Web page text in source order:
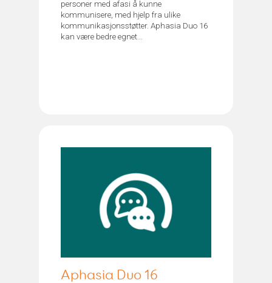
personer med afasi å kunne
kommunisere, med hjelp fra ulike
kommunikasjonsstøtter. Aphasia Duo 16
kan være bedre egnet...
Aphasia Duo 16